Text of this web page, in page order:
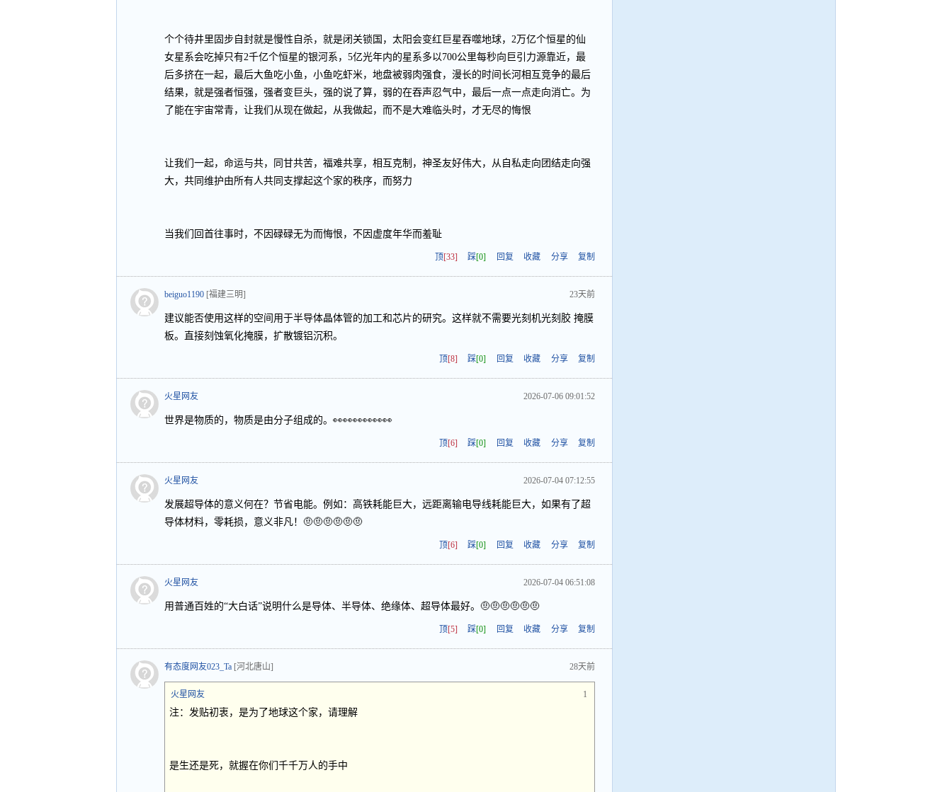
个个待井里固步自封就是慢性自杀，就是闭关锁国，太阳会变红巨星吞噬地球，2万亿个恒星的仙
女星系会吃掉只有2千亿个恒星的银河系，5亿光年内的星系多以700公里每秒向巨引力源靠近，最
后多挤在一起，最后大鱼吃小鱼，小鱼吃虾米，地盘被弱肉强食，漫长的时间长河相互竞争的最后
结果，就是强者恒强，强者变巨头，强的说了算，弱的在吞声忍气中，最后一点一点走向消亡。为
了能在宇宙常青，让我们从现在做起，从我做起，而不是大难临头时，才无尽的悔恨
让我们一起，命运与共，同甘共苦，福难共享，相互克制，神圣友好伟大，从自私走向团结走向强
大，共同维护由所有人共同支撑起这个家的秩序，而努力
当我们回首往事时，不因碌碌无为而悔恨，不因虚度年华而羞耻
顶[33] 踩[0] 回复 收藏 分享 复制
beiguo1190 [福建三明] 23天前
建议能否使用这样的空间用于半导体晶体管的加工和芯片的研究。这样就不需要光刻机光刻胶 掩膜
板。直接刻蚀氧化掩膜，扩散镀铝沉积。
顶[8] 踩[0] 回复 收藏 分享 复制
火星网友 2026-07-06 09:01:52
世界是物质的，物质是由分子组成的。👀👀👀👀👀👀
顶[6] 踩[0] 回复 收藏 分享 复制
火星网友 2026-07-04 07:12:55
发展超导体的意义何在？节省电能。例如：高铁耗能巨大，远距离输电导线耗能巨大，如果有了超
导体材料，零耗损，意义非凡！🤨🤨🤨🤨🤨🤨
顶[6] 踩[0] 回复 收藏 分享 复制
火星网友 2026-07-04 06:51:08
用普通百姓的“大白话”说明什么是导体、半导体、绝缘体、超导体最好。🤨🤨🤨🤨🤨🤨
顶[5] 踩[0] 回复 收藏 分享 复制
有态度网友023_Ta [河北唐山] 28天前
火星网友 1
注：发贴初衷，是为了地球这个家，请理解
是生还是死，就握在你们千千万人的手中